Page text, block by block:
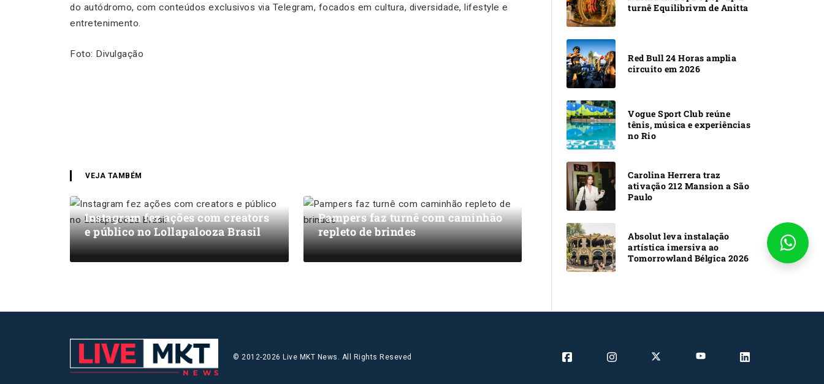
do autódromo, com conteúdos exclusivos via Telegram, focados em cultura, diversidade, lifestyle e
entretenimento.
Foto: Divulgação
VEJA TAMBÉM
Instagram fez ações com creators
e público no Lollapalooza Brasil
Pampers faz turnê com caminhão
repleto de brindes
turnê Equilibrivm de Anitta
Red Bull 24 Horas amplia
circuito em 2026
Vogue Sport Club reúne
tênis, música e experiências
no Rio
Carolina Herrera traz
ativação 212 Mansion a São
Paulo
Absolut leva instalação
artística imersiva ao
Tomorrowland Bélgica 2026
© 2012-2026 Live MKT News. All Rights Reseved